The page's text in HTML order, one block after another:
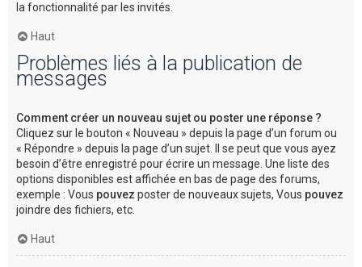
la fonctionnalité par les invités.
Haut
Problèmes liés à la publication de
messages
Comment créer un nouveau sujet ou poster une réponse ?
Cliquez sur le bouton « Nouveau » depuis la page d’un forum ou
« Répondre » depuis la page d’un sujet. Il se peut que vous ayez
besoin d’être enregistré pour écrire un message. Une liste des
options disponibles est affichée en bas de page des forums,
exemple : Vous pouvez poster de nouveaux sujets, Vous pouvez
joindre des fichiers, etc.
Haut